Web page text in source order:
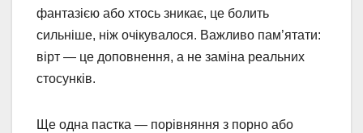
фантазією або хтось зникає, це болить
сильніше, ніж очікувалося. Важливо пам’ятати:
вірт — це доповнення, а не заміна реальних
стосунків.
Ще одна пастка — порівняння з порно або